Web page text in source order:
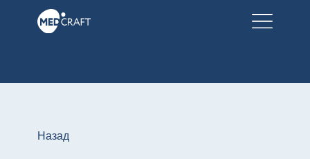
Назад